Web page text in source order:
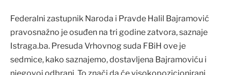
Federalni zastupnik Naroda i Pravde Halil Bajramović
pravosnažno je osuđen na tri godine zatvora, saznaje
Istraga.ba. Presuda Vrhovnog suda FBiH ove je
sedmice, kako saznajemo, dostavljena Bajramoviću i